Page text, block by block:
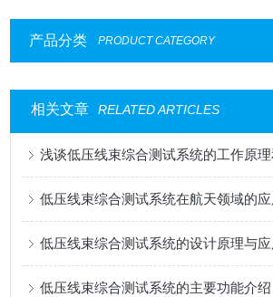
产品分类 PRODUCT CATEGORY
相关文章 RELATED ARTICLES
浅谈低压线束综合测试系统的工作原
低压线束综合测试系统在航天领域的应
低压线束综合测试系统的设计原理与应
低压线束综合测试系统的主要功能介绍